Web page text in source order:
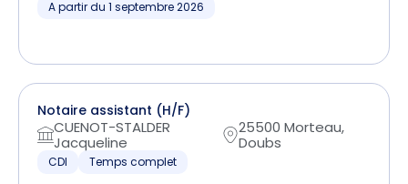
A partir du 1 septembre 2026
Notaire assistant (H/F)
CUENOT-STALDER
Jacqueline
25500 Morteau,
Doubs
CDI Temps complet